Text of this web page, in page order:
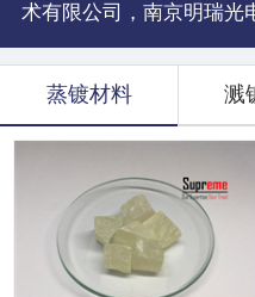
术有限公司，南京明瑞
蒸镀材料 溅